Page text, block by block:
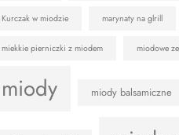
Kurczak w miodzie marynaty na glrill
miekkie pierniczki z miodem miodowe
miody miody balsamiczne